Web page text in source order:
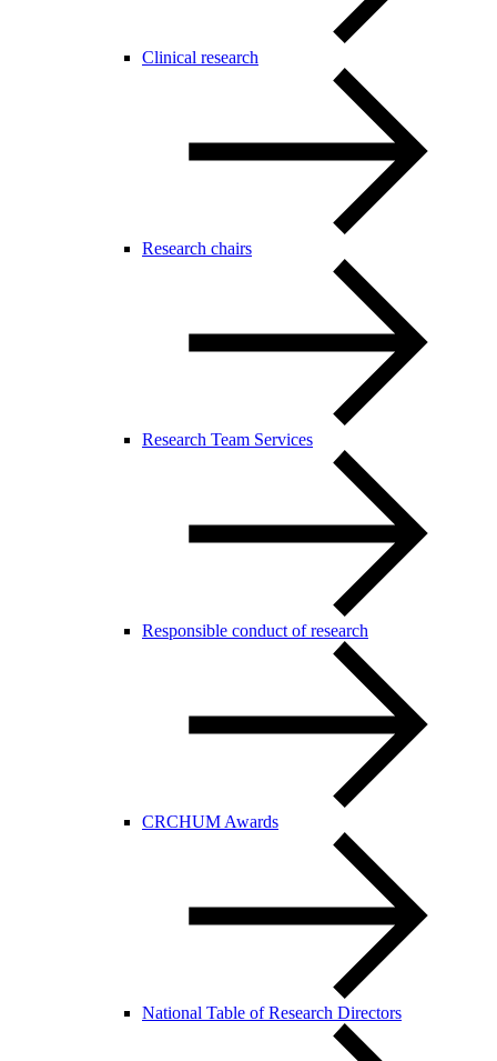
Clinical research
Research chairs
Research Team Services
Responsible conduct of research
CRCHUM Awards
National Table of Research Directors